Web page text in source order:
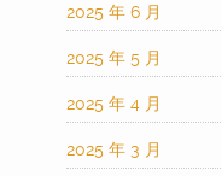
2025 年 6 月
2025 年 5 月
2025 年 4 月
2025 年 3 月